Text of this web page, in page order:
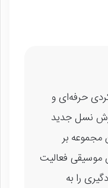
حرفه‌ای و
نسل جدید
مجموعه بر
موسیقی فعالیت
را به